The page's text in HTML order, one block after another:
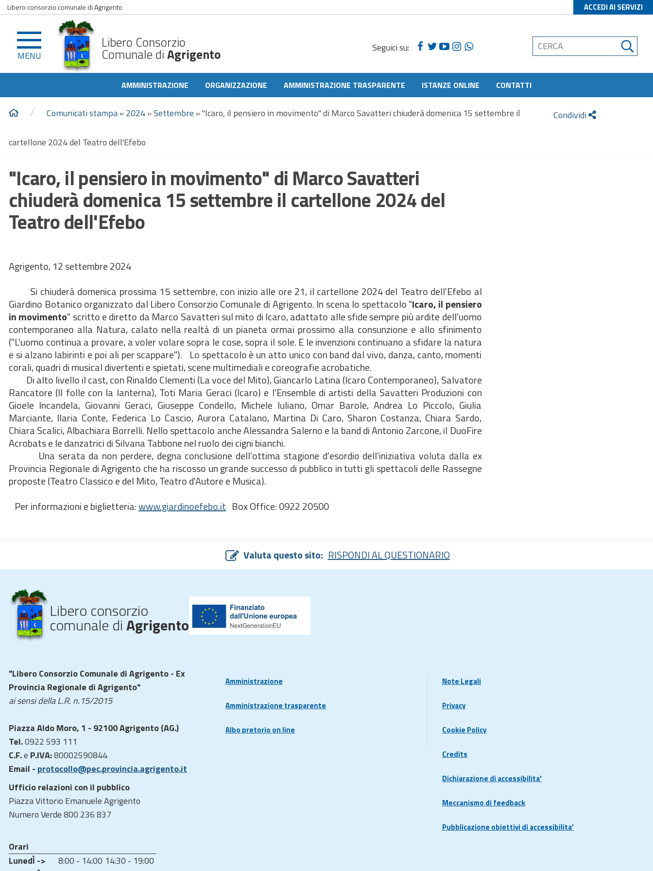
Libero consorzio comunale di Agrigento ACCEDI AI SERVIZI
MENU
Libero Consorzio
Comunale diAgrigento Seguici su:
AMMINISTRAZIONE ORGANIZZAZIONE AMMINISTRAZIONE TRASPARENTE ISTANZE ONLINE CONTATTI
/ Comunicati stampa»2024»Settembre »"Icaro, il pensiero in movimento" di Marco Savatteri chiuderà domenica 15 settembre il
cartellone 2024 del Teatro dell'Efebo
Condividi
"Icaro, il pensiero in movimento" di Marco Savatteri
chiuderà domenica 15 settembre il cartellone 2024 del
Teatro dell'Efebo
Agrigento, 12 settembre 2024
Si chiuderà domenica prossima 15 settembre, con inizio alle ore 21, il cartellone 2024 del Teatro dell'Efebo al
Giardino Botanico organizzato dal Libero Consorzio Comunale di Agrigento. In scena lo spettacolo "Icaro, il pensiero
in movimento" scritto e diretto da Marco Savatteri sul mito di Icaro, adattato alle sfide sempre più ardite dell'uomo
contemporaneo alla Natura, calato nella realtà di un pianeta ormai prossimo alla consunzione e allo sfinimento
("L'uomo continua a provare, a voler volare sopra le cose, sopra il sole. E le invenzioni continuano a sfidare la natura
e si alzano labirinti e poi ali per scappare"). Lo spettacolo è un atto unico con band dal vivo, danza, canto, momenti
corali, quadri di musical divertenti e spietati, scene multimediali e coreografie acrobatiche.
Di alto livello il cast, con Rinaldo Clementi (La voce del Mito), Giancarlo Latina (Icaro Contemporaneo), Salvatore
Rancatore (Il folle con la lanterna), Toti Maria Geraci (Icaro) e l'Ensemble di artisti della Savatteri Produzioni con
Gioele Incandela, Giovanni Geraci, Giuseppe Condello, Michele Iuliano, Omar Barole, Andrea Lo Piccolo, Giulia
Marciante, Ilaria Conte, Federica Lo Cascio, Aurora Catalano, Martina Di Caro, Sharon Costanza, Chiara Sardo,
Chiara Scalici, Albachiara Borrelli. Nello spettacolo anche Alessandra Salerno e la band di Antonio Zarcone, il DuoFire
Acrobats e le danzatrici di Silvana Tabbone nel ruolo dei cigni bianchi.
Una serata da non perdere, degna conclusione dell'ottima stagione d'esordio dell'iniziativa voluta dalla ex
Provincia Regionale di Agrigento che ha riscosso un grande successo di pubblico in tutti gli spettacoli delle Rassegne
proposte (Teatro Classico e del Mito, Teatro d'Autore e Musica).
Per informazioni e biglietteria:www.giardinoefebo.it Box Office: 0922 20500
Valuta questo sito: RISPONDI AL QUESTIONARIO
Libero consorzio
comunale diAgrigento
"Libero Consorzio Comunale di Agrigento - Ex
Provincia Regionale di Agrigento"
ai sensi della L.R. n.15/2015
Piazza Aldo Moro, 1 - 92100 Agrigento (AG.)
Tel.0922 593 111
C.F.e P.IVA:80002590844
Email - protocollo@pec.provincia.agrigento.it
Ufficio relazioni con il pubblico
Piazza Vittorio Emanuele Agrigento
Numero Verde 800 236 837
Orari
LunedÌ ->
8:00 - 14:00 14:30 - 19:00
Amministrazione
Amministrazione trasparente
Albo pretorio on line
Note Legali
Privacy
Cookie Policy
Credits
Dichiarazione di accessibilita'
Meccanismo di feedback
Pubblicazione obiettivi di accessibilita'